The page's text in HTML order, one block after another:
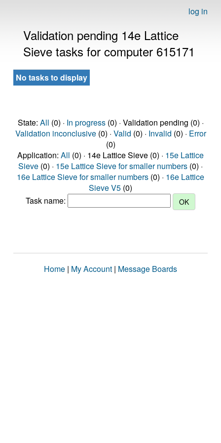
log in
Validation pending 14e Lattice
Sieve tasks for computer 615171
No tasks to display
State: All (0) · In progress(0) · Validation pending (0) ·
Validation inconclusive(0) · Valid (0) · Invalid (0) · Error
(0)
Application: All (0) · 14e Lattice Sieve (0) · 15e Lattice
Sieve (0) · 15e Lattice Sieve for smaller numbers (0) ·
16e Lattice Sieve for smaller numbers (0) · 16e Lattice
Sieve V5 (0)
Task name:
Home | My Account | Message Boards